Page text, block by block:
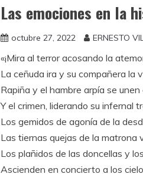
Las emociones en la
octubre 27, 2022 ERNESTO
«¡Mira al terror acosando la
La ceñuda ira y su compañera la
Rapiña y el hambre arpía se unen
Y el crimen, liderando su infernal
Los gemidos de agonía de la
Las tiernas quejas de la matrona
Los plañidos de las doncellas y
Ascienden en concierto a los